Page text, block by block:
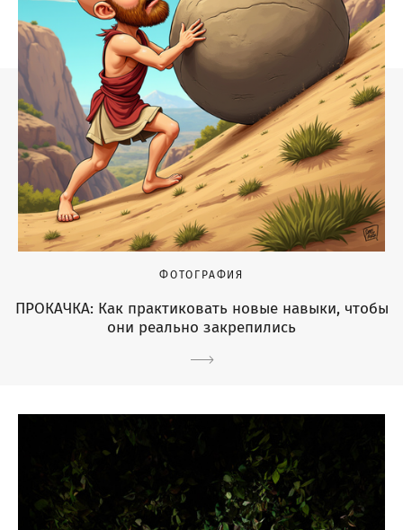
ФОТОГРАФИЯ
ПРОКАЧКА: Как практиковать новые навыки, чтобы
они реально закрепились